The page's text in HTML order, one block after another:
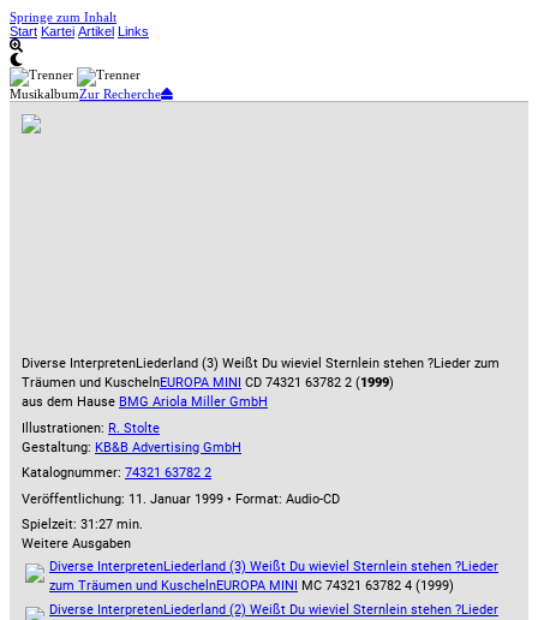
Springe zum Inhalt
Start Kartei Artikel Links
MusikalbumZur Recherche
Diverse InterpretenLiederland (3) Weißt Du wieviel Sternlein stehen ?Lieder zum
Träumen und KuschelnEUROPA MINI CD 74321 63782 2 (1999)
aus dem Hause BMG Ariola Miller GmbH
Illustrationen: R. Stolte
Gestaltung: KB&B Advertising GmbH
Katalognummer: 74321 63782 2
Veröffentlichung: 11. Januar 1999 • Format: Audio-CD
Spielzeit: 31:27 min.
Weitere Ausgaben
Diverse InterpretenLiederland (3) Weißt Du wieviel Sternlein stehen ?Lieder
zum Träumen und KuschelnEUROPA MINI
MC 74321 63782 4 (1999)
Diverse InterpretenLiederland (2) Weißt Du wieviel Sternlein stehen ?Lieder